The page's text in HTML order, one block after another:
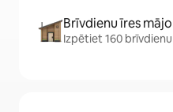
Brīvdienu īres
Izpētiet 160